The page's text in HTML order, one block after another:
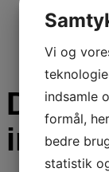
Du
Vi og
indsamle
formål,
bedre
statistik